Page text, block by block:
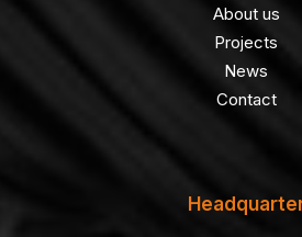
About us
Projects
News
Contact